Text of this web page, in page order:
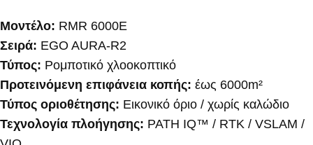
Μοντέλο: RMR 6000E
Σειρά: EGO AURA-R2
Τύπος: Ρομποτικό χλοοκοπτικό
Προτεινόμενη επιφάνεια κοπής: έως 6000m²
Τύπος οριοθέτησης: Εικονικό όριο / χωρίς καλώδιο
Τεχνολογία πλοήγησης: PATH IQ™ / RTK / VSLAM /